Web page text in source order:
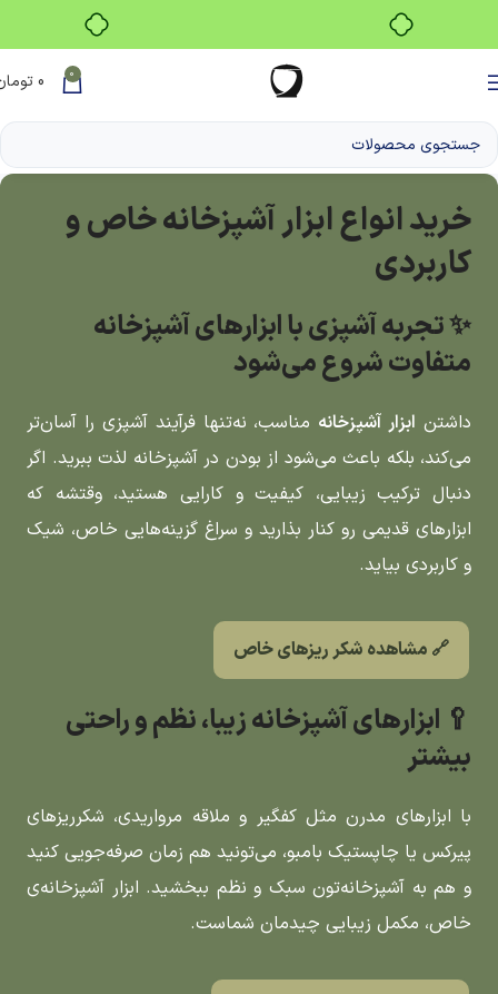
0
0
خرید انواع ابزار آشپزخانه خاص و
کاربردی
✨ تجربه آشپزی با ابزارهای آشپزخانه
متفاوت شروع می‌شود
داشتن ابزار آشپزخانه مناسب، نه‌تنها فرآیند آشپزی را آسان‌تر
می‌کند، بلکه باعث می‌شود از بودن در آشپزخانه لذت ببرید. اگر
دنبال ترکیب زیبایی، کیفیت و کارایی هستید، وقتشه که
ابزارهای قدیمی رو کنار بذارید و سراغ گزینه‌هایی خاص، شیک
و کاربردی بیاید.
🔗 مشاهده شکر ریزهای خاص
🥄 ابزارهای آشپزخانه زیبا، نظم و راحتی
بیشتر
با ابزارهای مدرن مثل کفگیر و ملاقه مرواریدی، شکرریزهای
پیرکس یا چاپستیک بامبو، می‌تونید هم زمان صرفه‌جویی کنید
و هم به آشپزخانه‌تون سبک و نظم ببخشید. ابزار آشپزخانه‌ی
خاص، مکمل زیبایی چیدمان شماست.